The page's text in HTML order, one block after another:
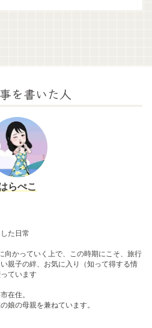
を書いた人
らぺこ
た日常
向かっていく上で、この時期にこそ、旅行
親子の絆、お気に入り（知って得する情
ています
在住。
娘の母親を兼ねています。